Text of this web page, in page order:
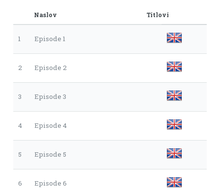
Naslov Titlovi
1 Episode 1
2 Episode 2
3 Episode 3
4 Episode 4
5 Episode 5
6 Episode 6